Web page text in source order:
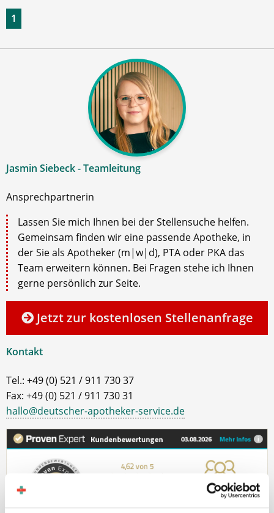
1
Jasmin Siebeck - Teamleitung
Ansprechpartnerin
Lassen Sie mich Ihnen bei der Stellensuche helfen.
Gemeinsam finden wir eine passende Apotheke, in
der Sie als Apotheker (m|w|d), PTA oder PKA das
Team erweitern können. Bei Fragen stehe ich Ihnen
gerne persönlich zur Seite.
Jetzt zur kostenlosen Stellenanfrage
Kontakt
Tel.: +49 (0) 521 / 911 730 37
Fax: +49 (0) 521 / 911 730 31
hallo@deutscher-apotheker-service.de